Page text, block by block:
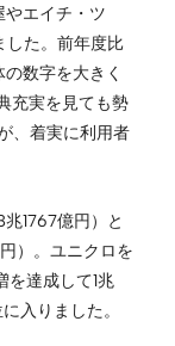
やエイチ・ツ
した。前年度比
数字を大きく
充実を見ても勢
、着実に利用者
1767億円）と
）。ユニクロを
を達成して1兆
入りました。